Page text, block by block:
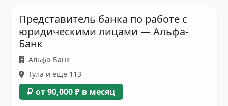
Представитель банка по работе с
юридическими лицами — Альфа-
Банк
Альфа-Банк
Тула и еще 113
от 90,000 ₽ в месяц